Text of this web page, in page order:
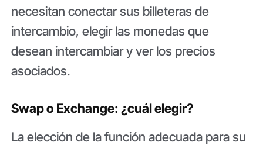
necesitan conectar sus billeteras de
intercambio, elegir las monedas que
desean intercambiar y ver los precios
asociados.
Swap o Exchange: ¿cuál elegir?
La elección de la función adecuada para su